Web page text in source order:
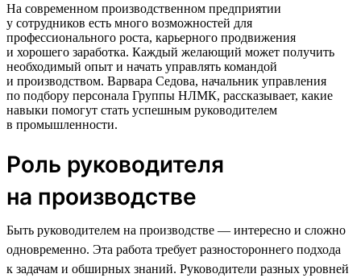
На современном производственном предприятии
у сотрудников есть много возможностей для
профессионального роста, карьерного продвижения
и хорошего заработка. Каждый желающий может получить
необходимый опыт и начать управлять командой
и производством. Варвара Седова, начальник управления
по подбору персонала Группы НЛМК, рассказывает, какие
навыки помогут стать успешным руководителем
в промышленности.
Роль руководителя
на производстве
Быть руководителем на производстве — интересно и сложно
одновременно. Эта работа требует разностороннего подхода
к задачам и обширных знаний. Руководители разных уровней